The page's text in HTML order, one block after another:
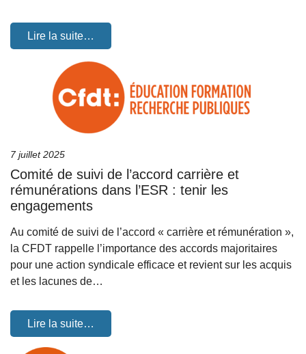
Lire la suite…
7 juillet 2025
Comité de suivi de l’accord carrière et
rémunérations dans l’ESR : tenir les
engagements
Au comité de suivi de l’accord « carrière et rémunération »,
la CFDT rappelle l’importance des accords majoritaires
pour une action syndicale efficace et revient sur les acquis
et les lacunes de…
Lire la suite…